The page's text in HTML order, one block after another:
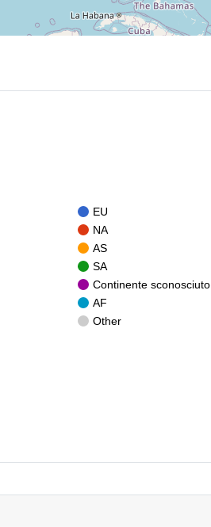
EU
NA
AS
SA
Continente sconosciuto
AF
Other